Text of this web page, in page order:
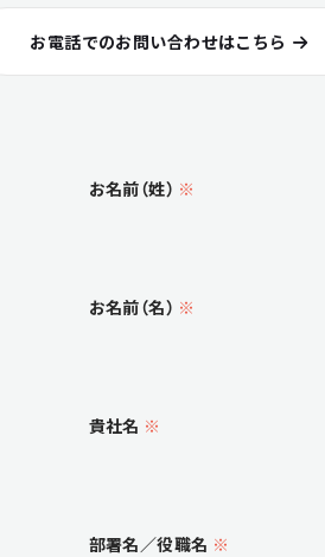
お電話でのお問い合わせはこちら
お名前（姓） ※
お名前（名） ※
貴社名 ※
部署名／役職名 ※